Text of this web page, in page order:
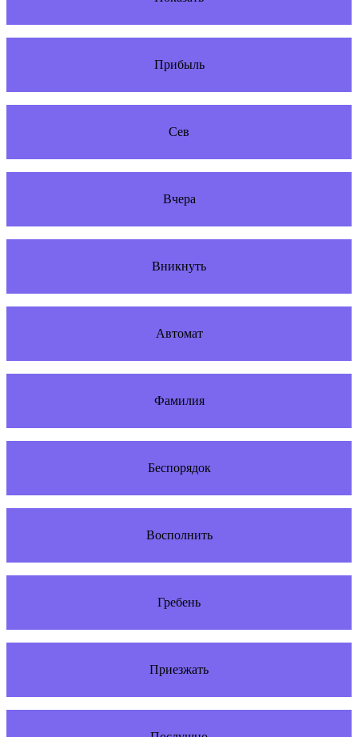
Прибыль
Сев
Вчера
Вникнуть
Автомат
Фамилия
Беспорядок
Восполнить
Гребень
Приезжать